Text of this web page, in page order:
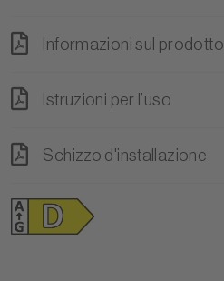
Informazioni sul prodotto
Istruzioni per l’uso
Schizzo d'installazione